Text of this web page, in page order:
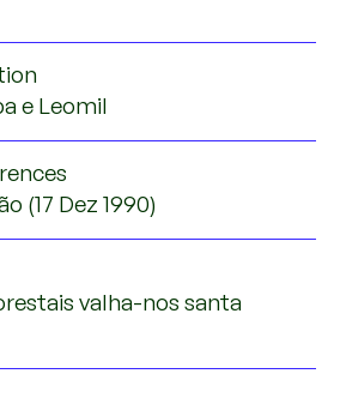
e Leomil
(17 Dez 1990)
valha-nos santa